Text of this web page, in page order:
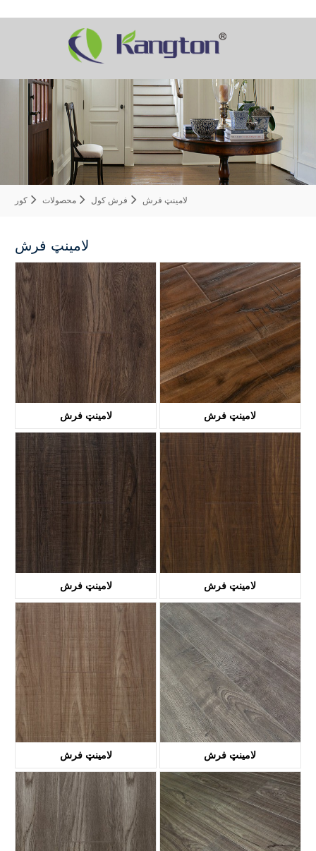
کور محصولات فرش کول لامینټ فرش
لامینټ فرش
لامینټ فرش
KTL3004
لامینټ فرش
لامینټ فرش
KTL2004
لامینټ فرش
KTL2002
لامینټ فرش
KTL2001
لامینټ فرش
KTL1004